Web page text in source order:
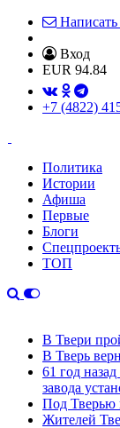
Вход
EUR 94.84
+7 (4822)
Политика
Истории
Афиша
Первые
Блоги
ТОП
В Твери
В Тверь
61 год
завода
Под Тверью
Жителей